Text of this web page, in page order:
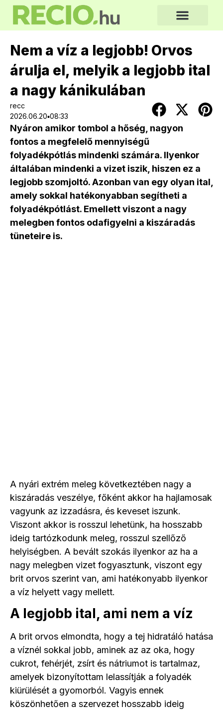
Nem a víz a legjobb! Orvos
árulja el, melyik a legjobb ital
a nagy kánikulában
recc
2026.06.20▪08:33
Nyáron amikor tombol a hőség, nagyon
fontos a megfelelő mennyiségű
folyadékpótlás mindenki számára. Ilyenkor
általában mindenki a vizet iszik, hiszen ez a
legjobb szomjoltó. Azonban van egy olyan ital,
amely sokkal hatékonyabban segítheti a
folyadékpótlást. Emellett viszont a nagy
melegben fontos odafigyelni a kiszáradás
tüneteire is.
A nyári extrém meleg következtében nagy a
kiszáradás veszélye, főként akkor ha hajlamosak
vagyunk az izzadásra, és keveset iszunk.
Viszont akkor is rosszul lehetünk, ha hosszabb
ideig tartózkodunk meleg, rosszul szellőző
helyiségben. A bevált szokás ilyenkor az ha a
nagy melegben vizet fogyasztunk, viszont egy
brit orvos szerint van, ami hatékonyabb ilyenkor
a víz helyett vagy mellett.
A legjobb ital, ami nem a víz
A brit orvos elmondta, hogy a tej hidratáló hatása
a víznél sokkal jobb, aminek az az oka, hogy
cukrot, fehérjét, zsírt és nátriumot is tartalmaz,
amelyek bizonyítottam lelassítják a folyadék
kiürülését a gyomorból. Vagyis ennek
köszönhetően a szervezet hosszabb ideig